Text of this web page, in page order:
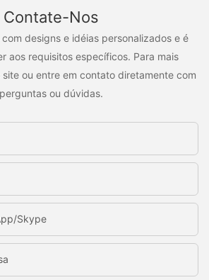
Contate-Nos
designs e idéias personalizados e é
aos requisitos específicos. Para mais
ou entre em contato diretamente com
perguntas ou dúvidas.
Skype